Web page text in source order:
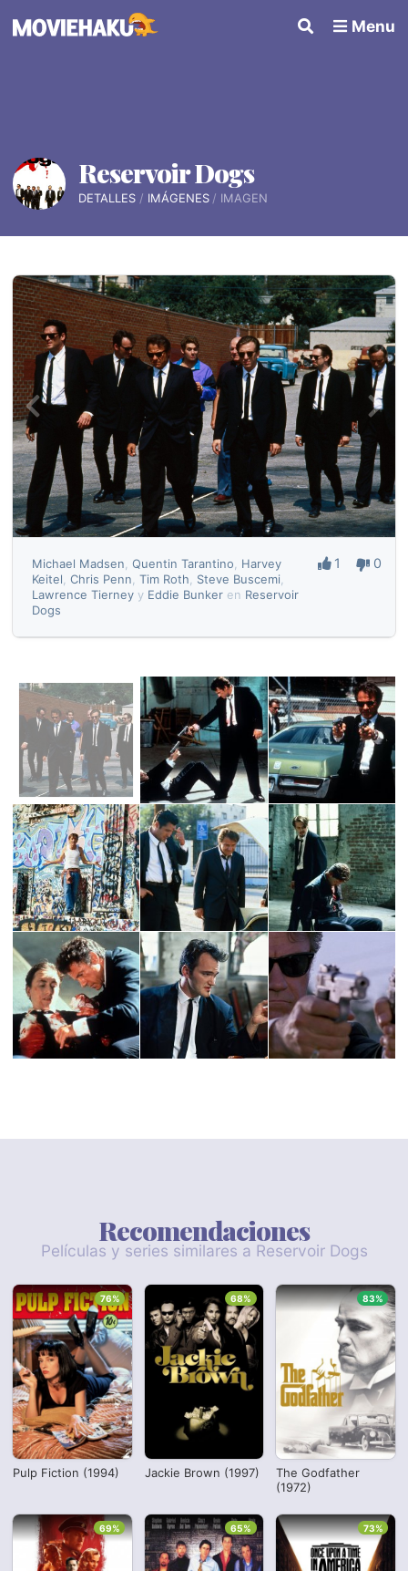
Menu
Reservoir Dogs
DETALLES IMÁGENES IMAGEN
Michael Madsen Quentin Tarantino
Harvey
Keitel Chris Penn Tim Roth Steve Buscemi
Lawrence Tierneyy Eddie Bunkeren Reservoir
Dogs
1 0
Recomendaciones
Películas y series similares a Reservoir Dogs
Pulp Fiction (1994)
76%
Jackie Brown (1997)
68%
The Godfather
(1972)
83%
69% 65% 73%